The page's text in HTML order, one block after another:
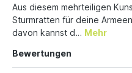
Aus diesem mehrteiligen
Sturmratten für deine
davon kannst d… Mehr
Bewertungen